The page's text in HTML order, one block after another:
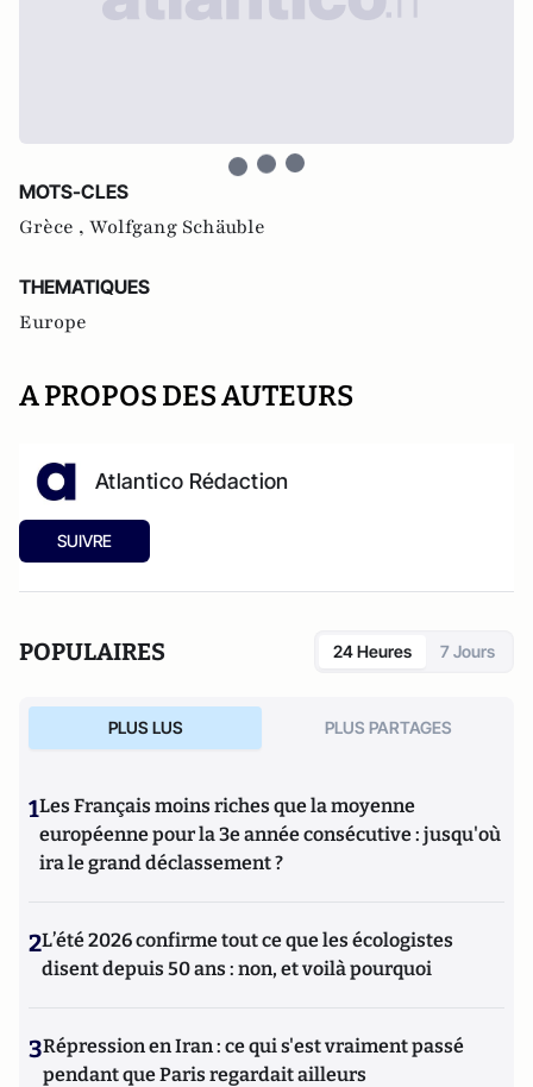
MOTS-CLES
Grèce , Wolfgang Schäuble
THEMATIQUES
Europe
A PROPOS DES AUTEURS
Atlantico Rédaction
SUIVRE
POPULAIRES 24 Heures 7 Jours
PLUS LUS PLUS PARTAGES
1Les Français moins riches que la moyenne
européenne pour la 3e année consécutive : jusqu'où
ira le grand déclassement ?
2L’été 2026 confirme tout ce que les écologistes
disent depuis 50 ans : non, et voilà pourquoi
3Répression en Iran : ce qui s'est vraiment passé
pendant que Paris regardait ailleurs